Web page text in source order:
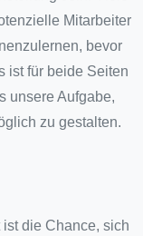
Mitarbeiter
bevor
ist für beide Seiten
unsere Aufgabe,
zu gestalten.
die Chance, sich